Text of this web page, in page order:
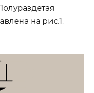
на рис.1.